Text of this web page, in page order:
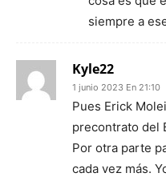
siempre a
Kyle22
1 junio 2023 En 21:10
Pues Erick
precontrato del
Por otra parte
cada vez más.